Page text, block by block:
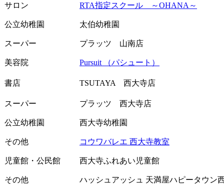
サロン RTA指定スクール ～OHANA～
公立幼稚園 太伯幼稚園
スーパー プラッツ 山南店
美容院 Pursuit （パシュート）
書店 TSUTAYA 西大寺店
スーパー プラッツ 西大寺店
公立幼稚園 西大寺幼稚園
その他 コウワバレエ 西大寺教室
児童館・公民館 西大寺ふれあい児童館
その他 ハッシュアッシュ 天満屋ハピータウン